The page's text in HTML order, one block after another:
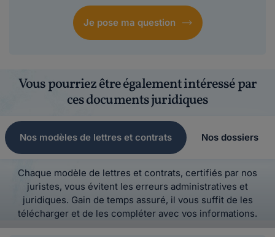
Je pose ma question
Vous pourriez être également intéressé par
ces documents juridiques
Nos modèles de lettres et contrats Nos dossiers
Chaque modèle de lettres et contrats, certifiés par nos
juristes, vous évitent les erreurs administratives et
juridiques. Gain de temps assuré, il vous suffit de les
télécharger et de les compléter avec vos informations.